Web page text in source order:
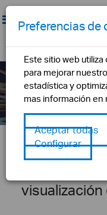
noticia
indicadores y datos,
Seminario
Preferencias de
Este sitio web
para mejorar
estadística y
mas información en
Aceptar todas
Configurar